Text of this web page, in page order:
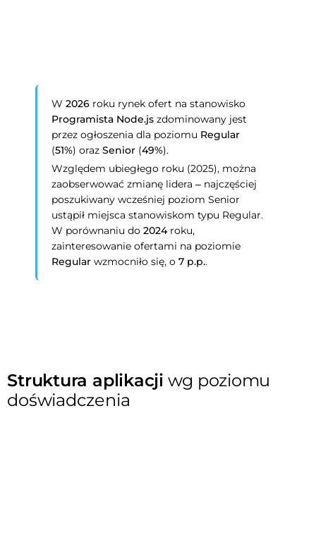
W2026 roku rynek ofert na stanowisko
Programista Node.js zdominowany jest
przez ogłoszenia dla poziomu Regular
(51%) orazSenior (49%).
Względem ubiegłego roku (2025), można
zaobserwować zmianę lidera – najczęściej
poszukiwany wcześniej poziom Senior
ustąpił miejsca stanowiskom typu Regular.
W porównaniu do2024roku,
zainteresowanie ofertami na poziomie
Regular wzmocniło się, o7 p.p..
Struktura aplikacji wg poziomu
doświadczenia